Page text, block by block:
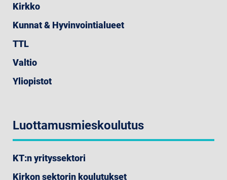
Kirkko
Kunnat & Hyvinvointialueet
TTL
Valtio
Yliopistot
Luottamusmieskoulutus
KT:n yrityssektori
Kirkon sektorin koulutukset